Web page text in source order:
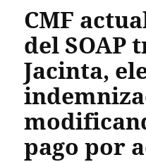
CMF
del SOAP
Jacinta,
pago por